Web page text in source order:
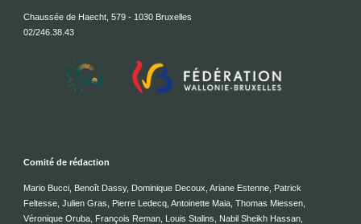
Chaussée de Haecht, 579 - 1030 Bruxelles
02/246.38.43
Comité de rédaction
Mario Bucci, Benoît Dassy, Dominique Decoux, Ariane Estenne, Patrick
Feltesse, Julien Gras, Pierre Ledecq, Antoinette Maia, Thomas Miessen,
Véronique Oruba, François Reman, Louis Stalins, Nabil Sheikh Hassan,